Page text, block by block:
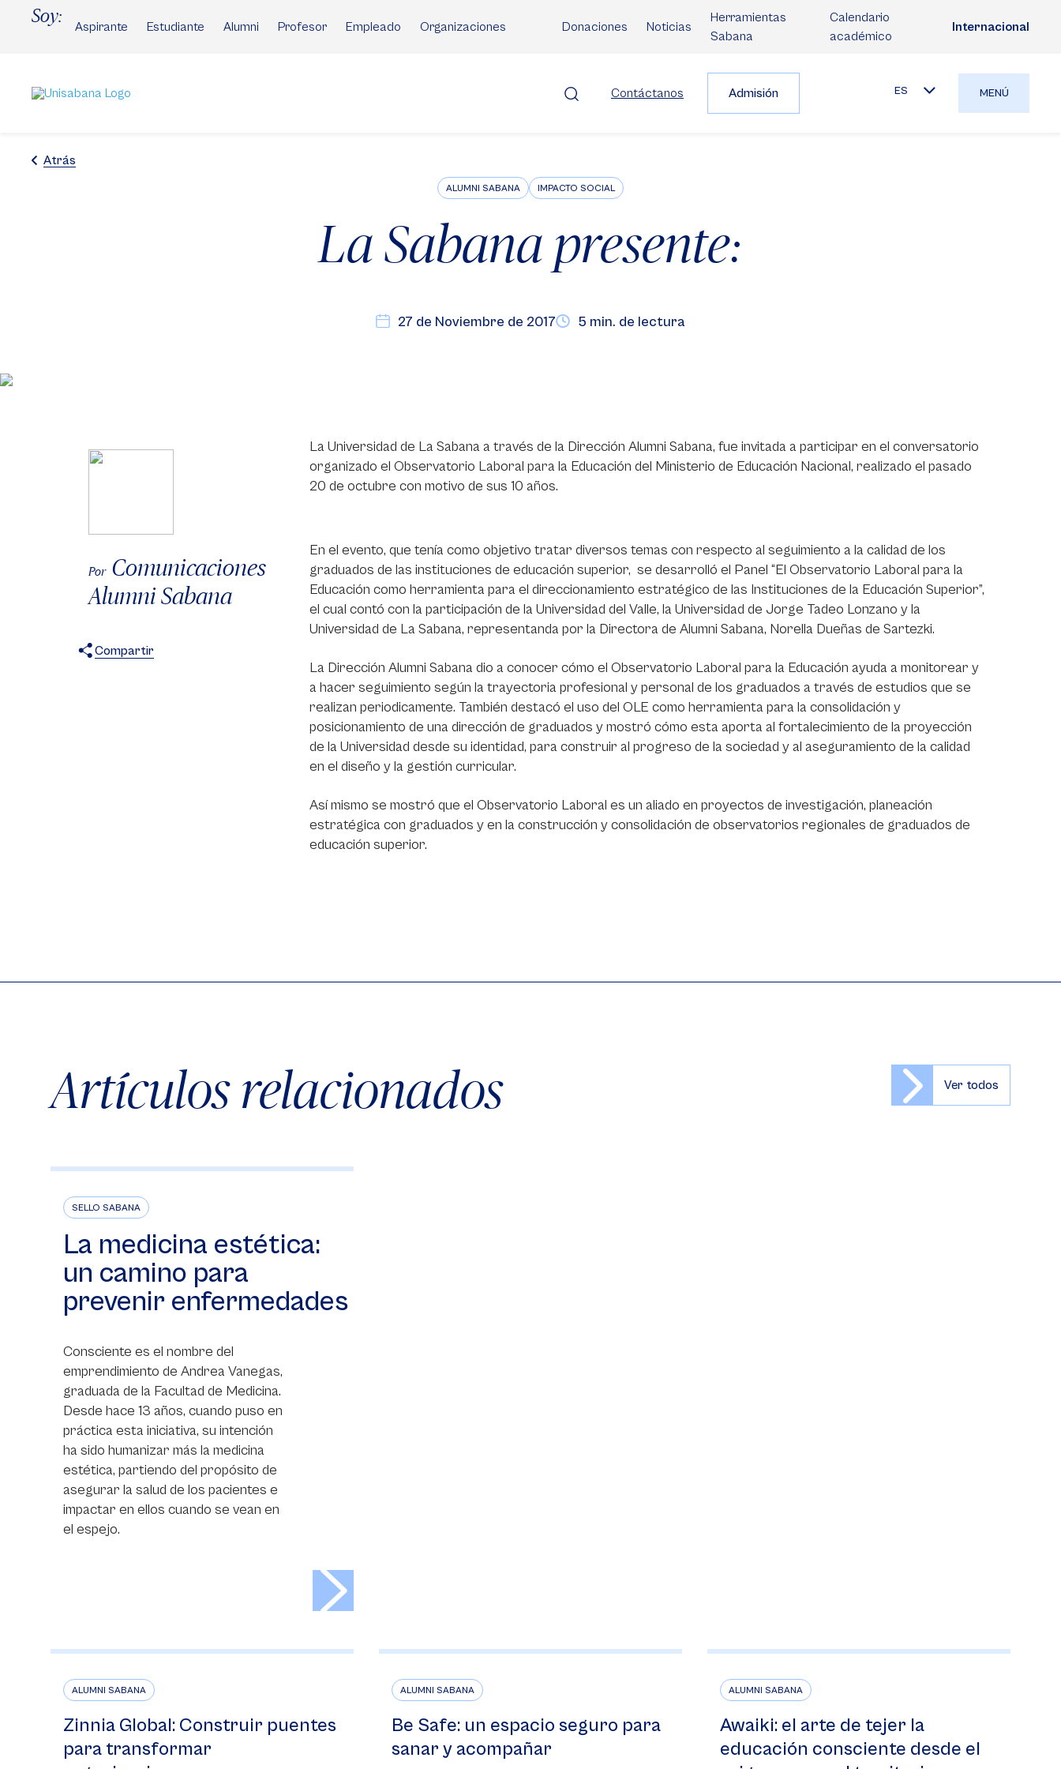
Soy:
Aspirante Estudiante Alumni Profesor Empleado Organizaciones Donaciones Noticias
Herramientas
Sabana
Calendario
académico
Internacional
Contáctanos Admisión ES MENÚ
Atrás
ALUMNI SABANA IMPACTO SOCIAL
La Sabana presente:
27 de Noviembre de 2017 5 min. de lectura
Por Comunicaciones
Alumni Sabana
Compartir
La Universidad de La Sabana a través de la Dirección Alumni Sabana, fue invitada a participar en el conversatorio
organizado el Observatorio Laboral para la Educación del Ministerio de Educación Nacional, realizado el pasado
20 de octubre con motivo de sus 10 años.
En el evento, que tenía como objetivo tratar diversos temas con respecto al seguimiento a la calidad de los
graduados de las instituciones de educación superior, se desarrolló el Panel “El Observatorio Laboral para la
Educación como herramienta para el direccionamiento estratégico de las Instituciones de la Educación Superior”,
el cual contó con la participación de la Universidad del Valle, la Universidad de Jorge Tadeo Lonzano y la
Universidad de La Sabana, representanda por la Directora de Alumni Sabana, Norella Dueñas de Sartezki.
La Dirección Alumni Sabana dio a conocer cómo el Observatorio Laboral para la Educación ayuda a monitorear y
a hacer seguimiento según la trayectoria profesional y personal de los graduados a través de estudios que se
realizan periodicamente. También destacó el uso del OLE como herramienta para la consolidación y
posicionamiento de una dirección de graduados y mostró cómo esta aporta al fortalecimiento de la proyección
de la Universidad desde su identidad, para construir al progreso de la sociedad y al aseguramiento de la calidad
en el diseño y la gestión curricular.
Así mismo se mostró que el Observatorio Laboral es un aliado en proyectos de investigación, planeación
estratégica con graduados y en la construcción y consolidación de observatorios regionales de graduados de
educación superior.
Artículos relacionados Ver todos
SELLO SABANA
La medicina estética:
un camino para
prevenir enfermedades
Consciente es el nombre del
emprendimiento de Andrea Vanegas,
graduada de la Facultad de Medicina.
Desde hace 13 años, cuando puso en
práctica esta iniciativa, su intención
ha sido humanizar más la medicina
estética, partiendo del propósito de
asegurar la salud de los pacientes e
impactar en ellos cuando se vean en
el espejo.
ALUMNI SABANA
Zinnia Global: Construir puentes
para transformar
ALUMNI SABANA
Be Safe: un espacio seguro para
sanar y acompañar
ALUMNI SABANA
Awaiki: el arte de tejer la
educación consciente desde el